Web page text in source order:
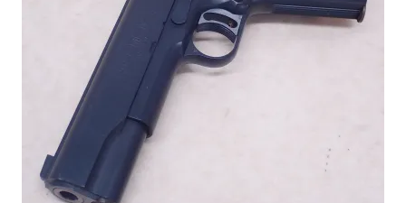
日本刀・模造刀
アーチェリー
アウトドア用品
買取メーカー